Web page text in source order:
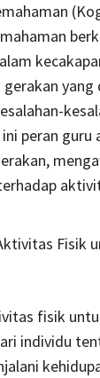
yang
peran guru
Fisik
fisik
individu